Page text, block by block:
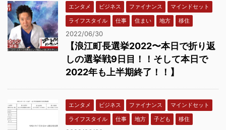
エンタメ ビジネス ファイナンス
マインドセット
ライフスタイル
仕事 住まい 地方 移住
2022/06/30
【浪江町長選挙2022〜本日で折り返
しの選挙戦9日目！！そして本日で
2022年も上半期終了！！】
エンタメ ビジネス ファイナンス
マインドセット
ライフスタイル
仕事 地方 子ども 移住